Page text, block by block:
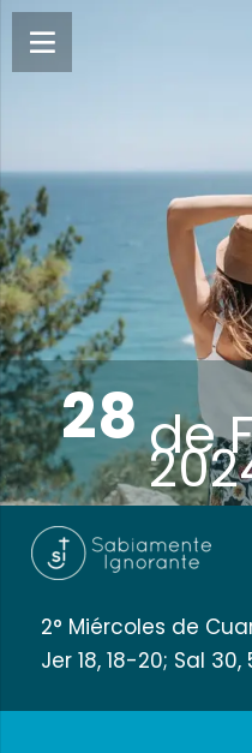
28de
2° Miércoles de
Jer 18, 18-20; Sal 30,